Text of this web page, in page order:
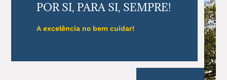
POR SI, PARA SI, SEMPRE!
A excelência no bem cuidar!